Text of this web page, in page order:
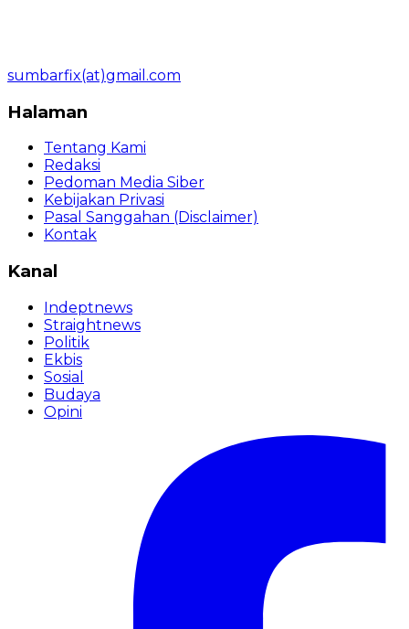
sumbarfix(at)gmail.com
Halaman
Tentang Kami
Redaksi
Pedoman Media Siber
Kebijakan Privasi
Pasal Sanggahan (Disclaimer)
Kontak
Kanal
Indeptnews
Straightnews
Politik
Ekbis
Sosial
Budaya
Opini